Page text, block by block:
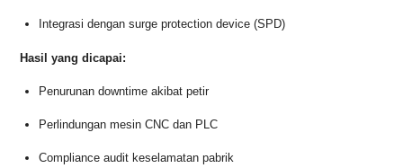
Integrasi dengan surge protection device (SPD)
Hasil yang dicapai:
Penurunan downtime akibat petir
Perlindungan mesin CNC dan PLC
Compliance audit keselamatan pabrik